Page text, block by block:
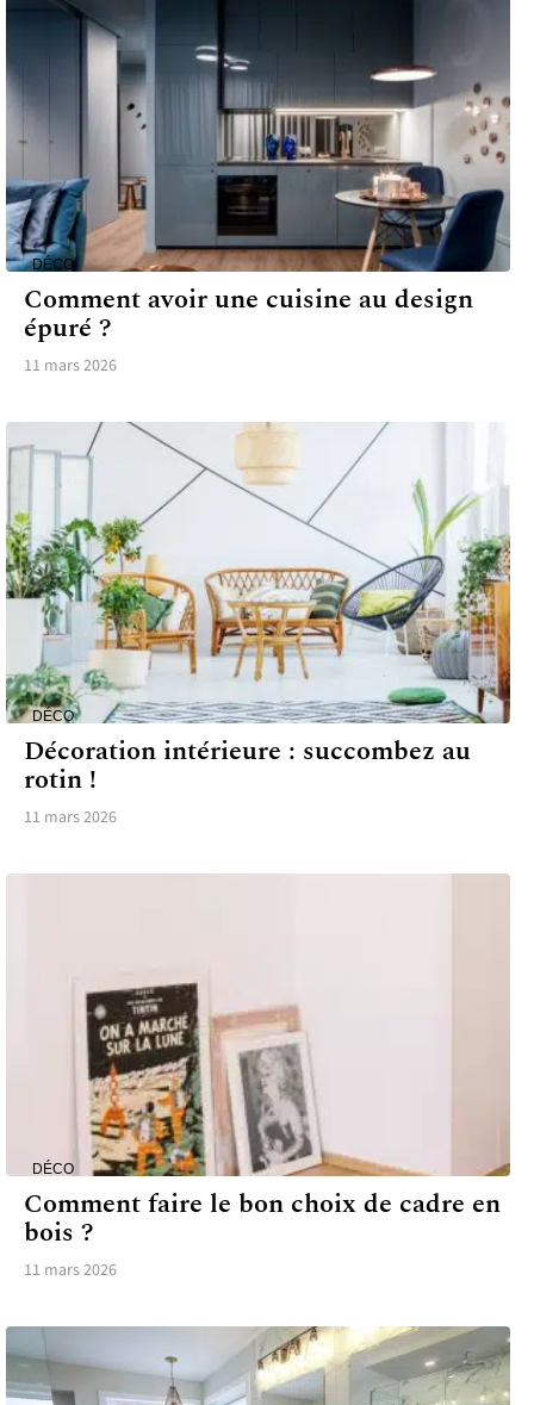
DÉCO
Comment avoir une cuisine au design
épuré ?
11 mars 2026
DÉCO
Décoration intérieure : succombez au
rotin !
11 mars 2026
DÉCO
Comment faire le bon choix de cadre en
bois ?
11 mars 2026